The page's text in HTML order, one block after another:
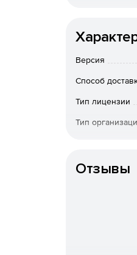
Версия
Способ
Тип лицензии
Тип
Отзывы